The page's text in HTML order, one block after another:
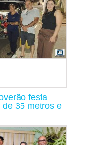
festa
de 35 metros e